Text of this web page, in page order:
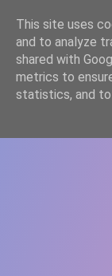
This site uses
and to analyze
shared with
metrics to
statistics, and